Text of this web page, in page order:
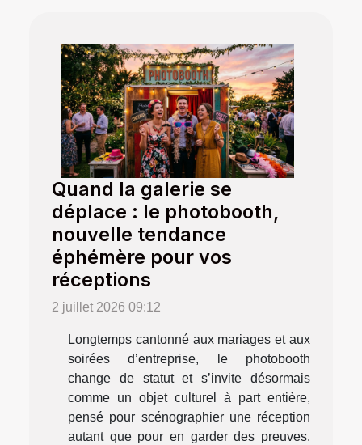
Quand la galerie se
déplace : le photobooth,
nouvelle tendance
éphémère pour vos
réceptions
2 juillet 2026 09:12
Longtemps cantonné aux mariages et aux
soirées d’entreprise, le photobooth
change de statut et s’invite désormais
comme un objet culturel à part entière,
pensé pour scénographier une réception
autant que pour en garder des preuves.